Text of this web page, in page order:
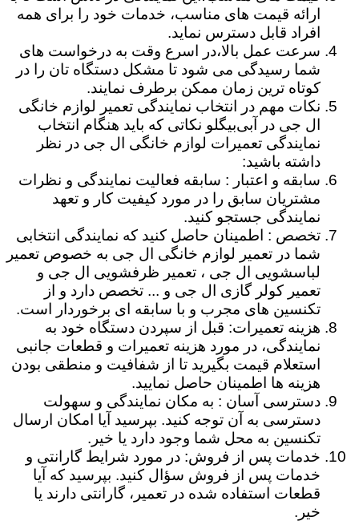
ارائه قیمت های مناسب، خدمات خود را برای همه
افراد قابل دسترس نماید.
سرعت عمل بالا،در اسرع وقت به درخواست های
شما رسیدگی می شود تا مشکل دستگاه تان را در
کوتاه ترین زمان ممکن برطرف نمایند.
نکات مهم در انتخاب نمایندگی تعمیر لوازم خانگی
ال جی در آبی‌بیگلو نکاتی که باید هنگام انتخاب
نمایندگی تعمیرات لوازم خانگی ال جی در نظر
داشته باشید:
سابقه و اعتبار : سابقه فعالیت نمایندگی و نظرات
مشتریان سابق را در مورد کیفیت کار و تعهد
نمایندگی جستجو کنید.
تخصص : اطمینان حاصل کنید که نمایندگی انتخابی
شما در تعمیر لوازم خانگی ال جی به خصوص تعمیر
لباسشویی ال جی ، تعمیر ظرفشویی ال جی و
تعمیر کولر گازی ال جی و ... تخصص دارد و از
تکنسین های مجرب و با سابقه ای برخوردار است.
هزینه تعمیرات: قبل از سپردن دستگاه خود به
نمایندگی، در مورد هزینه تعمیرات و قطعات جانبی
استعلام قیمت بگیرید تا از شفافیت و منطقی بودن
هزینه ها اطمینان حاصل نمایید.
دسترسی آسان : به مکان نمایندگی و سهولت
دسترسی به آن توجه کنید. بپرسید آیا امکان ارسال
تکنسین به محل شما وجود دارد یا خیر.
خدمات پس از فروش: در مورد شرایط گارانتی و
خدمات پس از فروش سؤال کنید. بپرسید که آیا
قطعات استفاده شده در تعمیر، گارانتی دارند یا
خیر.